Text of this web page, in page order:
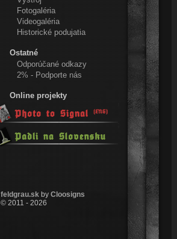
Fotogaléria
Videogaléria
Historické podujatia
Ostatné
Odporúčané odkazy
2% - Podporte nás
Online projekty
feldgrau.skbyCloosigns
© 2011 - 2026